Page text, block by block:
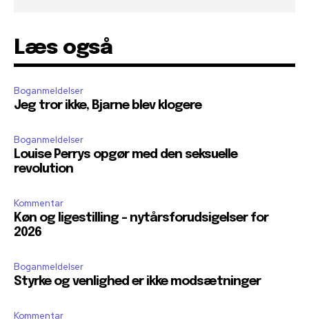
Læs også
Boganmeldelser
Jeg tror ikke, Bjarne blev klogere
Boganmeldelser
Louise Perrys opgør med den seksuelle
revolution
Kommentar
Køn og ligestilling – nytårsforudsigelser for
2026
Boganmeldelser
Styrke og venlighed er ikke modsætninger
Kommentar